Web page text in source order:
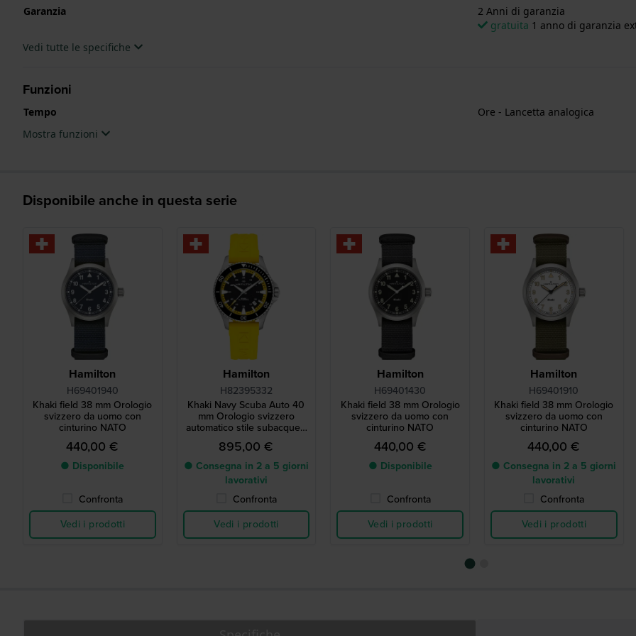
Garanzia
2 Anni di garanzia
gratuita 1 anno di garanzia
Vedi tutte le specifiche
Funzioni
Tempo
Ore - Lancetta analogica
Mostra funzioni
Disponibile anche in questa serie
Hamilton
H69401940
Khaki field 38 mm Orologio
svizzero da uomo con
cinturino NATO
440,00 €
● Disponibile
Confronta
Vedi i prodotti
Hamilton
H82395332
Khaki Navy Scuba Auto 40
mm Orologio svizzero
automatico stile subacqueo
con data
895,00 €
● Consegna in 2 a 5 giorni
lavorativi
Confronta
Vedi i prodotti
Hamilton
H69401430
Khaki field 38 mm Orologio
svizzero da uomo con
cinturino NATO
440,00 €
● Disponibile
Confronta
Vedi i prodotti
Hamilton
H69401910
Khaki field 38 mm Orologio
svizzero da uomo con
cinturino NATO
440,00 €
● Consegna in 2 a 5 giorni
lavorativi
Confronta
Vedi i prodotti